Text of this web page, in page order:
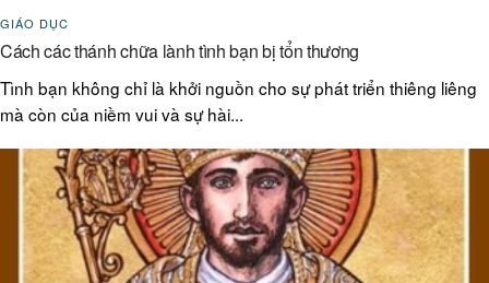
GIÁO DỤC
Cách các thánh chữa lành tình bạn bị tổn thương
Tình bạn không chỉ là khởi nguồn cho sự phát triển thiêng liêng
mà còn của niềm vui và sự hài...